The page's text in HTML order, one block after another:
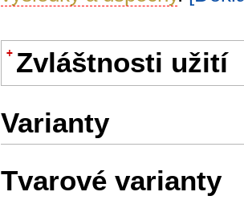
+ Zvláštnosti užití
Varianty
Tvarové varianty